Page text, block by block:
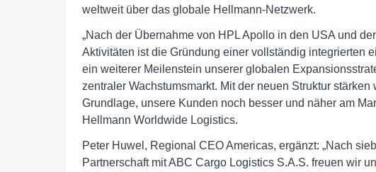
weltweit über das globale Hellmann-Netzwerk.
„Nach der Übernahme von HPL Apollo in den USA und
Aktivitäten ist die Gründung einer vollständig integrierten
ein weiterer Meilenstein unserer globalen
zentraler Wachstumsmarkt. Mit der neuen Struktur
Grundlage, unsere Kunden noch besser und näher am
Hellmann Worldwide Logistics.
Peter Huwel, Regional CEO Americas, ergänzt: „Nach
Partnerschaft mit ABC Cargo Logistics S.A.S. freuen wir